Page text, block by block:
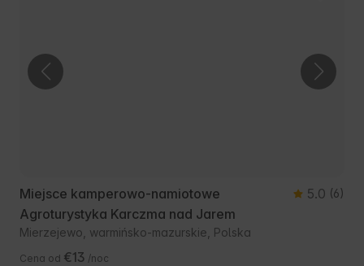
Miejsce kamperowo-namiotowe
Agroturystyka Karczma nad Jarem
5.0 (6)
Mierzejewo, warmińsko-mazurskie, Polska
Cena od €13 /noc